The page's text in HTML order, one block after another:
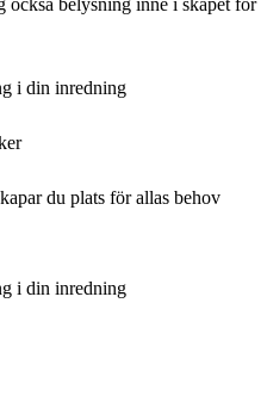
i din inredning
du plats för allas behov
i din inredning